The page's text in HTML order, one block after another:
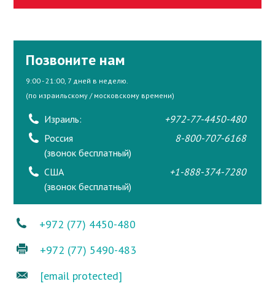
Позвоните нам
9:00 - 21:00, 7 дней в неделю.
(по израильскому / московскому времени)
Израиль:
+972-77-4450-480
Россия
(звонок бесплатный)
8-800-707-6168
США
(звонок бесплатный)
+1-888-374-7280
+972 (77) 4450-480
+972 (77) 5490-483
[email protected]